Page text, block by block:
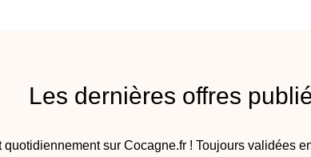
Les dernières offres
quotidiennement sur Cocagne.fr ! Toujours validées